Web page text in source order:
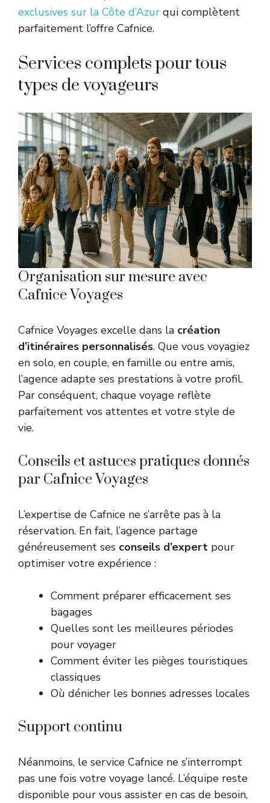
exclusives sur la Côte d’Azur qui complètent
parfaitement l’offre Cafnice.
Services complets pour tous
types de voyageurs
Organisation sur mesure avec
Cafnice Voyages
Cafnice Voyages excelle dans la création
d’itinéraires personnalisés. Que vous voyagiez
en solo, en couple, en famille ou entre amis,
l’agence adapte ses prestations à votre profil.
Par conséquent, chaque voyage reflète
parfaitement vos attentes et votre style de
vie.
Conseils et astuces pratiques donnés
par Cafnice Voyages
L’expertise de Cafnice ne s’arrête pas à la
réservation. En fait, l’agence partage
généreusement ses conseils d’expert pour
optimiser votre expérience :
Comment préparer efficacement ses
bagages
Quelles sont les meilleures périodes
pour voyager
Comment éviter les pièges touristiques
classiques
Où dénicher les bonnes adresses locales
Support continu
Néanmoins, le service Cafnice ne s’interrompt
pas une fois votre voyage lancé. L’équipe reste
disponible pour vous assister en cas de besoin,